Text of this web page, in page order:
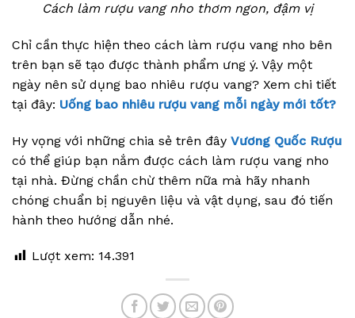
Cách làm rượu vang nho thơm ngon, đậm vị
Chỉ cần thực hiện theo cách làm rượu vang nho bên
trên bạn sẽ tạo được thành phẩm ưng ý. Vậy một
ngày nên sử dụng bao nhiêu rượu vang? Xem chi tiết
tại đây: Uống bao nhiêu rượu vang mỗi ngày mới tốt?
Hy vọng với những chia sẻ trên đây Vương Quốc Rượu
có thể giúp bạn nắm được cách làm rượu vang nho
tại nhà. Đừng chần chừ thêm nữa mà hãy nhanh
chóng chuẩn bị nguyên liệu và vật dụng, sau đó tiến
hành theo hướng dẫn nhé.
Lượt xem: 14.391